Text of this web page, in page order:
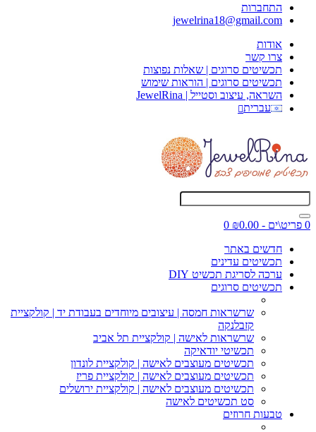
התחברות
jewelrina18@gmail.com
אודות
צרו קשר
תכשיטים סרוגים | שאלות נפוצות
תכשיטים סרוגים | הוראות שימוש
השראה, עיצוב וסטייל | JewelRina
עברית
0 פריט\ים - ₪0.00
0
חדשים באתר
תכשיטים עדינים
ערכה לסריגת תכשיט DIY
תכשיטים סרוגים
שרשראות חמסה | עיצובים מיוחדים בעבודת יד | קולקציית
קזבלנקה
שרשראות לאישה | קולקציית תל אביב
תכשיטי יודאיקה
תכשיטים מעוצבים לאישה | קולקציית לונדון
תכשיטים מעוצבים לאישה | קולקציית פריז
תכשיטים מעוצבים לאישה | קולקציית ירושלים
סט תכשיטים לאישה
טבעות חרוזים